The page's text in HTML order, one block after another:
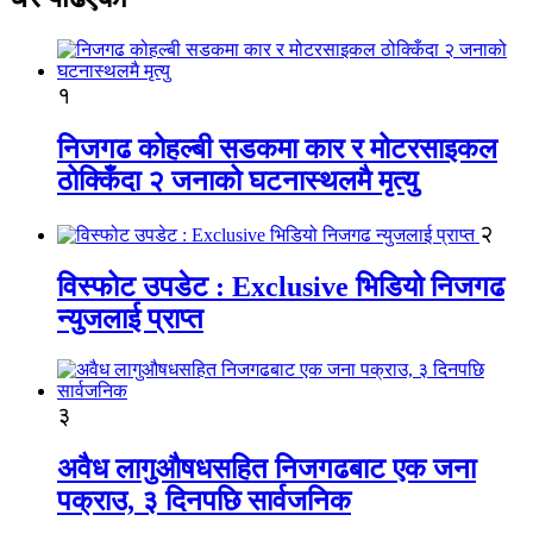
१
निजगढ कोहल्बी सडकमा कार र मोटरसाइकल
ठोक्किँदा २ जनाको घटनास्थलमै मृत्यु
२
विस्फोट उपडेट : Exclusive भिडियो निजगढ
न्युजलाई प्राप्त
३
अवैध लागुऔषधसहित निजगढबाट एक जना
पक्राउ, ३ दिनपछि सार्वजनिक